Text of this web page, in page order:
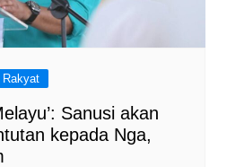
Rakyat
Sanusi akan
kepada Nga,